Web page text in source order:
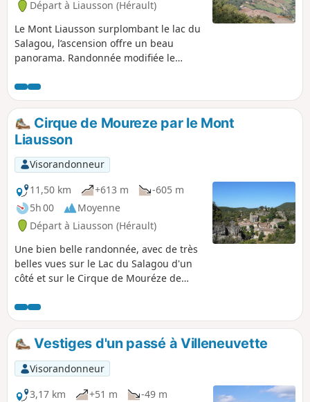
Départ à Liausson (Hérault)
Le Mont Liausson surplombant le lac du
Salagou, l’ascension offre un beau
panorama. Randonnée modifiée le
informations pratiques. Cette
randonnée est susceptible d'être
interdite en fonction du niveau de
risque des incendies. Pensez à
consulter la carte.
Cirque de Moureze par le Mont
Liausson
Visorandonneur
11,50 km
+613 m
-605 m
5h 00
Moyenne
Départ à Liausson (Hérault)
Une bien belle randonnée, avec de très
belles vues sur le Lac du Salagou d'un
côté et sur le Cirque de Mouréze de
Cévennes et la Méditerranée.
Randonnée modifiée le 11/05/2023 avec
Hérault Tourisme. Voir informations
pratiques. Cette randonnée est
susceptible d'être interdite en fonction
du niveau de risque des incendies.
Pensez à consulter la carte.
Vestiges d'un passé à Villeneuvette
Visorandonneur
3,17 km
+51 m
-49 m